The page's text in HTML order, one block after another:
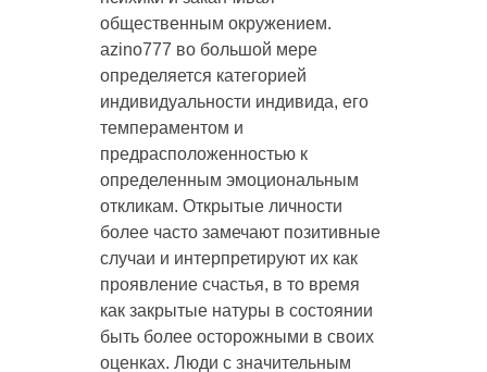
общественным окружением.
azino777 во большой мере
определяется категорией
индивидуальности индивида, его
темпераментом и
предрасположенностью к
определенным эмоциональным
откликам. Открытые личности
более часто замечают позитивные
случаи и интерпретируют их как
проявление счастья, в то время
как закрытые натуры в состоянии
быть более осторожными в своих
оценках. Люди с значительным